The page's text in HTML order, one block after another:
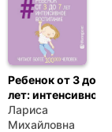
Ребенок от 3 до 7
лет: интенсивное
воспитание
Лариса
Михайловна